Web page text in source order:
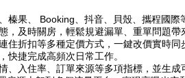
果、 Booking、抖音、貝殼、攜程國際
及時關房，輕鬆規避漏單、重單問題帶
折扣等多種定價方式，一鍵改價實時同
快捷完成高頻次日常工作。
入住率、訂單來源等多項指標，並生成